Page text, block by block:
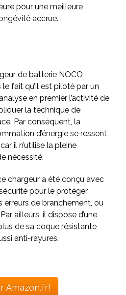
pour une meilleure
accrue.
de batterie NOCO
fait qu’il est piloté par un
en premier l’activité de
la technique de
Par conséquent, la
d’énergie se ressent
il n’utilise la pleine
nécessité.
chargeur a été conçu avec
pour le protéger
de branchement, ou
ailleurs, il dispose d’une
de sa coque résistante
anti-rayures.
Amazon.fr!